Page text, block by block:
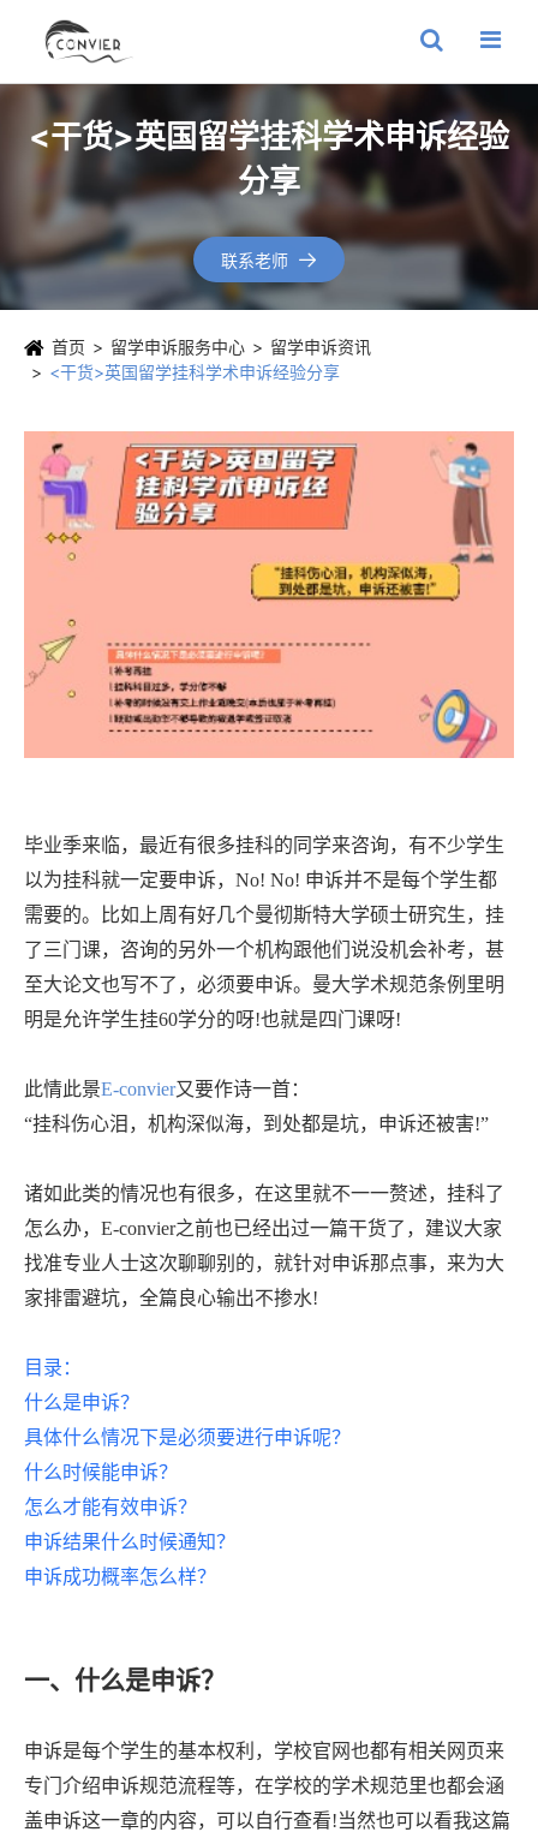
<干货>英国留学挂科学术申诉经验
分享
联系老师 
首页 留学申诉服务中心
留学申诉资讯
<干货>英国留学挂科学术申诉经验分享
毕业季来临，最近有很多挂科的同学来咨询，有不少学生
以为挂科就一定要申诉， No! No! 申诉并不是每个学生都
需要的。比如上周有好几个曼彻斯特大学硕士研究生，挂
了三门课，咨询的另外一个机构跟他们说没机会补考，甚
至大论文也写不了，必须要申诉。曼大学术规范条例里明
明是允许学生挂60学分的呀!也就是四门课呀!
此情此景E-convier又要作诗一首：
“挂科伤心泪，机构深似海，到处都是坑，申诉还被害!”
诸如此类的情况也有很多，在这里就不一一赘述，挂科了
怎么办， E-convier之前也已经出过一篇干货了，建议大家
找准专业人士这次聊聊别的，就针对申诉那点事，来为大
家排雷避坑，全篇良心输出不掺水!
目录：
什么是申诉？
具体什么情况下是必须要进行申诉呢？
什么时候能申诉？
怎么才能有效申诉？
申诉结果什么时候通知？
申诉成功概率怎么样？
一、什么是申诉？
申诉是每个学生的基本权利，学校官网也都有相关网页来
专门介绍申诉规范流程等，在学校的学术规范里也都会涵
盖申诉这一章的内容，可以自行查看!当然也可以看我这篇